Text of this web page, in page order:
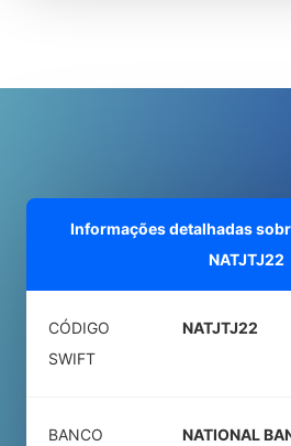
Informações detalhadas
NATJTJ22
CÓDIGO
SWIFT
NATJTJ22
BANCO NATIONAL